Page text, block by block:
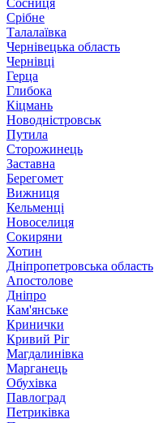
Сосниця
Срібне
Талалаївка
Чернівецька область
Чернівці
Герца
Глибока
Кіцмань
Новодністровськ
Путила
Сторожинець
Заставна
Берегомет
Вижниця
Кельменці
Новоселиця
Сокиряни
Хотин
Дніпропетровська область
Апостолове
Дніпро
Кам'янське
Кринички
Кривий Ріг
Магдалинівка
Марганець
Обухівка
Павлоград
Петриківка